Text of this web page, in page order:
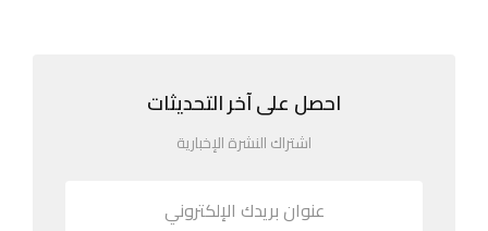
احصل على آخر التحديثات
اشتراك النشرة الإخبارية